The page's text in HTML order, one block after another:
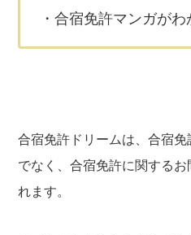
・合宿免許マンガが
合宿免許ドリームは、合宿
でなく、合宿免許に関するお
れます。